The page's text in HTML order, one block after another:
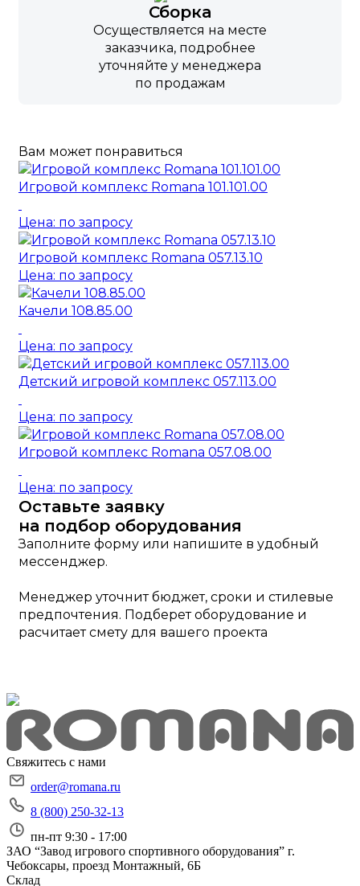
Сборка
Осуществляется на месте
заказчика, подробнее
уточняйте у менеджера
по продажам
Вам может понравиться
Игровой комплекс Romana 101.101.00
Цена: по запросу
Игровой комплекс Romana 057.13.10
Цена: по запросу
Качели 108.85.00
Цена: по запросу
Детский игровой комплекс 057.113.00
Цена: по запросу
Игровой комплекс Romana 057.08.00
Цена: по запросу
Оставьте заявку
на подбор оборудования
Заполните форму или напишите в удобный
мессенджер.
Менеджер уточнит бюджет, сроки и стилевые
предпочтения. Подберет оборудование и
расчитает смету для вашего проекта
Свяжитесь с нами
order@romana.ru
8 (800) 250-32-13
пн-пт 9:30 - 17:00
ЗАО “Завод игрового спортивного оборудования” г.
Чебоксары, проезд Монтажный, 6Б
Склад